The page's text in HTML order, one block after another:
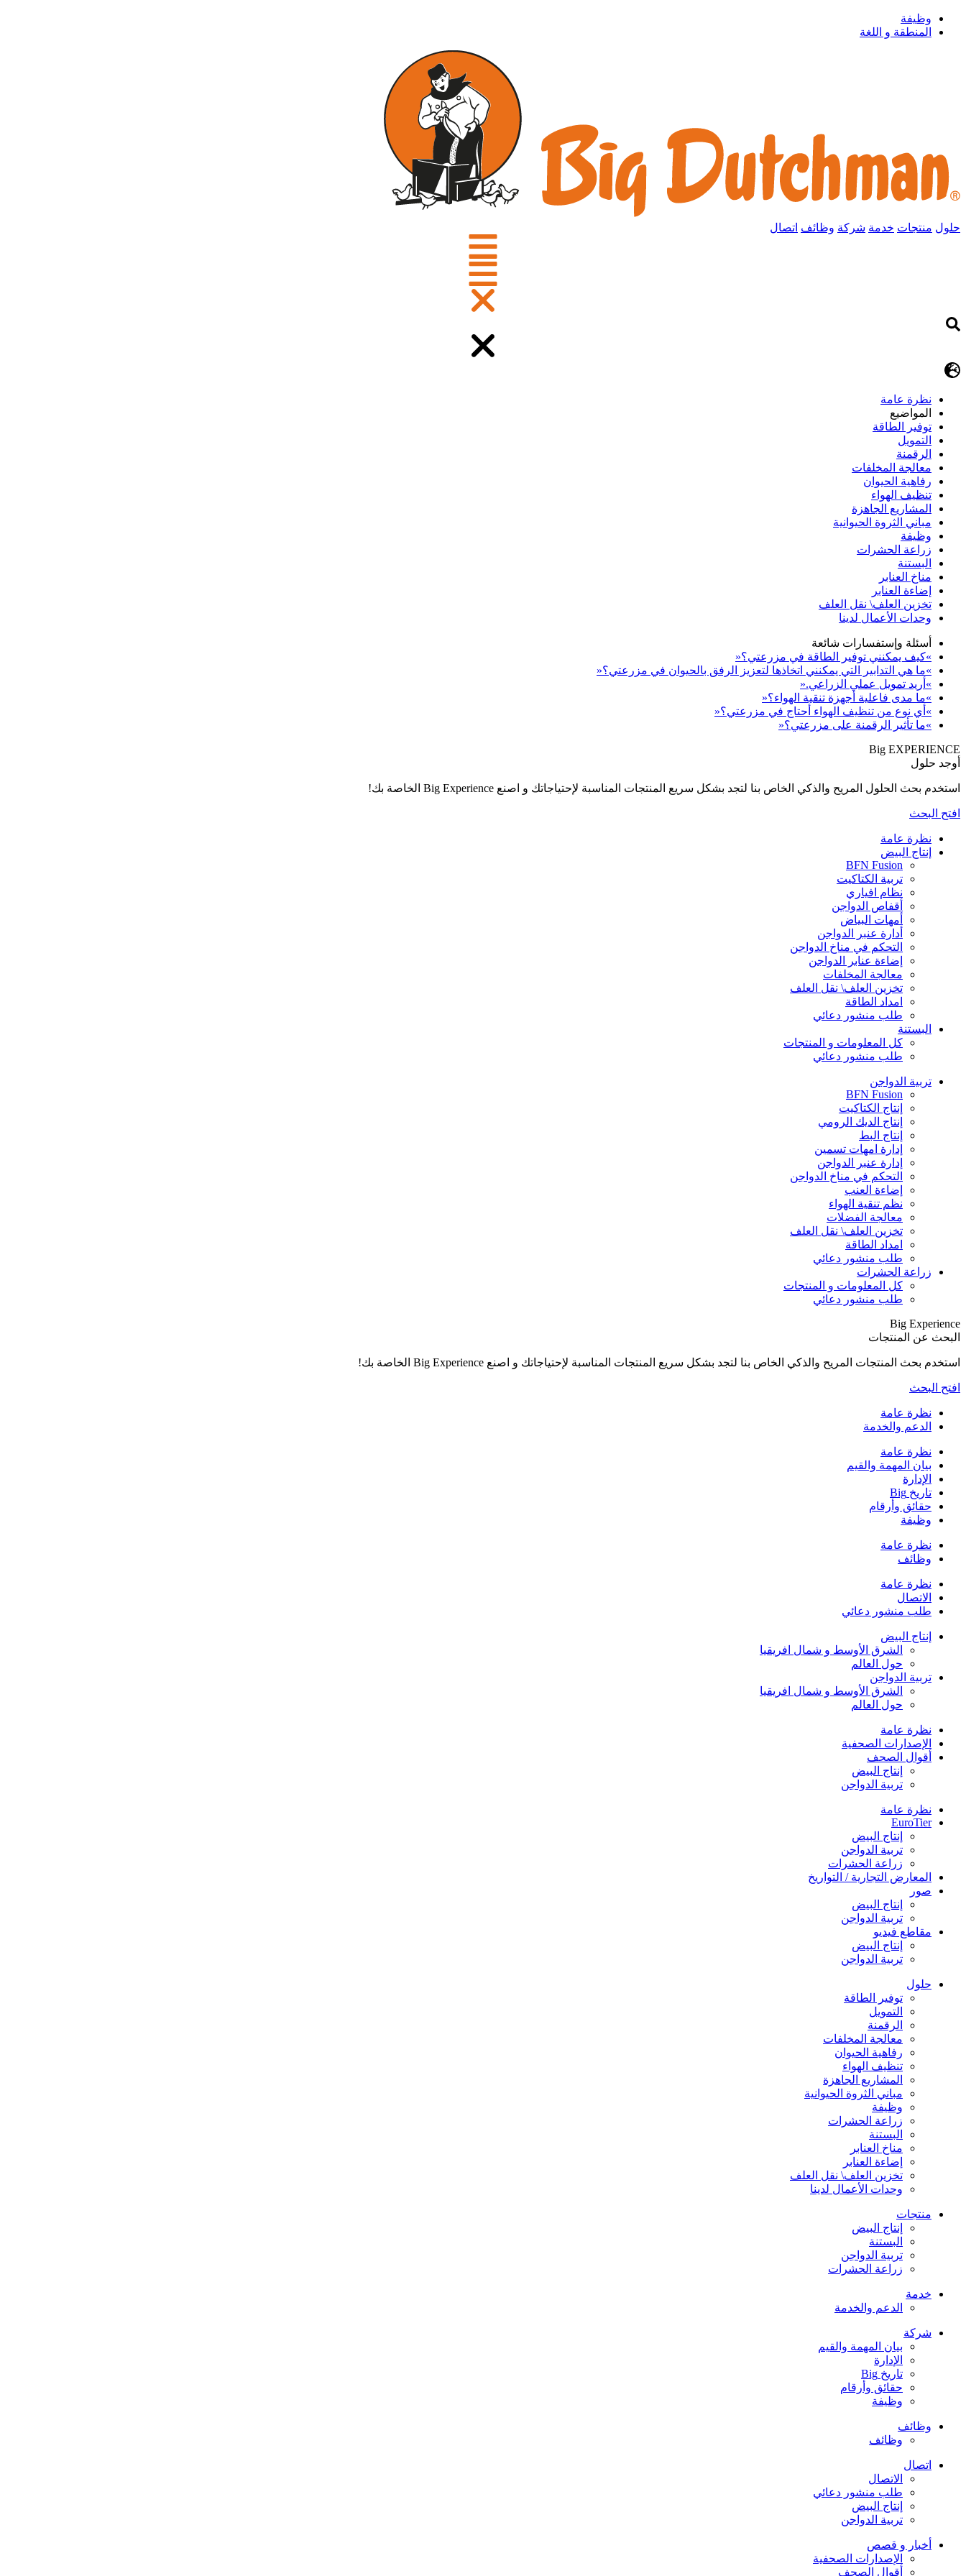
وظيفة
المنطقة و اللغة
حلول منتجات خدمة شركة وظائف اتصال
نظرة عامة
المواضيع
توفير الطاقة
التمويل
الرقمنة
معالجة المخلفات
رفاهية الحيوان
تنظيف الهواء
المشاريع الجاهزة
مباني الثروة الحيوانية
وظيفة
زراعة الحشرات
البستنة
مناخ العنابر
إضاءة العنابر
تخزين العلف\ نقل العلف
وحدات الأعمال لدينا
أسئلة وإستفسارات شائعة
»كيف يمكنني توفير الطاقة في مزرعتي؟«
»ما هي التدابير التي يمكنني اتخاذها لتعزيز الرفق بالحيوان في مزرعتي؟«
»أريد تمويل عملي الزراعي.«
»ما مدى فاعلية أجهزة تنقية الهواء؟«
»أي نوع من تنظيف الهواء أحتاج في مزرعتي؟«
»ما تأثير الرقمنة على مزرعتي؟«
Big EXPERIENCE
أوجد حلول
استخدم بحث الحلول المريح والذكي الخاص بنا لتجد بشكل سريع المنتجات المناسبة لإحتياجاتك و اصنع Big Experience الخاصة بك!
افتح البحث
نظرة عامة
إنتاج البيض
BFN Fusion
تربية الكتاكيت
نظام افياري
أقفاص الدواجن
أمهات البياض
أدارة عنبر الدواجن
التحكم في مناخ الدواجن
إضاءة عنابر الدواجن
معالجة المخلفات
تخزين العلف\ نقل العلف
امداد الطاقة
طلب منشور دعائي
البستنة
كل المعلومات و المنتجات
طلب منشور دعائي
تربية الدواجن
BFN Fusion
إنتاج الكتاكيت
إنتاج الديك الرومي
إنتاج البط
إدارة امهات تسمين
إدارة عنبر الدواجن
التحكم في مناخ الدواجن
إضاءة العنب
نظم تنقية الهواء
معالجة الفضلات
تخزين العلف\ نقل العلف
امداد الطاقة
طلب منشور دعائي
زراعة الحشرات
كل المعلومات و المنتجات
طلب منشور دعائي
Big Experience
البحث عن المنتجات
استخدم بحث المنتجات المريح والذكي الخاص بنا لتجد بشكل سريع المنتجات المناسبة لإحتياجاتك و اصنع Big Experience الخاصة بك!
افتح البحث
نظرة عامة
الدعم والخدمة
نظرة عامة
بيان المهمة والقيم
الإدارة
تاريخ Big
حقائق وأرقام
وظيفة
نظرة عامة
وظائف
نظرة عامة
الاتصال
طلب منشور دعائي
إنتاج البيض
الشرق الأوسط و شمال افريقيا
حول العالم
تربية الدواجن
الشرق الأوسط و شمال افريقيا
حول العالم
نظرة عامة
الإصدارات الصحفية
أقوال الصحف
إنتاج البيض
تربية الدواجن
نظرة عامة
EuroTier
إنتاج البيض
تربية الدواجن
زراعة الحشرات
المعارض التجارية / التواريخ
صور
إنتاج البيض
تربية الدواجن
مقاطع فيديو
إنتاج البيض
تربية الدواجن
حلول
توفير الطاقة
التمويل
الرقمنة
معالجة المخلفات
رفاهية الحيوان
تنظيف الهواء
المشاريع الجاهزة
مباني الثروة الحيوانية
وظيفة
زراعة الحشرات
البستنة
مناخ العنابر
إضاءة العنابر
تخزين العلف\ نقل العلف
وحدات الأعمال لدينا
منتجات
إنتاج البيض
البستنة
تربية الدواجن
زراعة الحشرات
خدمة
الدعم والخدمة
شركة
بيان المهمة والقيم
الإدارة
تاريخ Big
حقائق وأرقام
وظيفة
وظائف
وظائف
اتصال
الاتصال
طلب منشور دعائي
إنتاج البيض
تربية الدواجن
أخبار و قصص
الإصدارات الصحفية
أقوال الصحف